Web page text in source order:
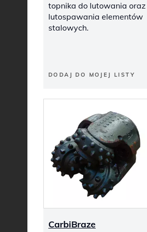
topnika do lutowania oraz
lutospawania elementów
stalowych.
DODAJ DO MOJEJ LISTY
CarbiBraze